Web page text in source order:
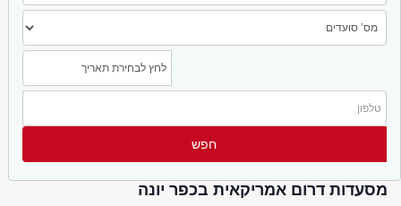
מסעדות דרום אמריקאית בכפר יונה